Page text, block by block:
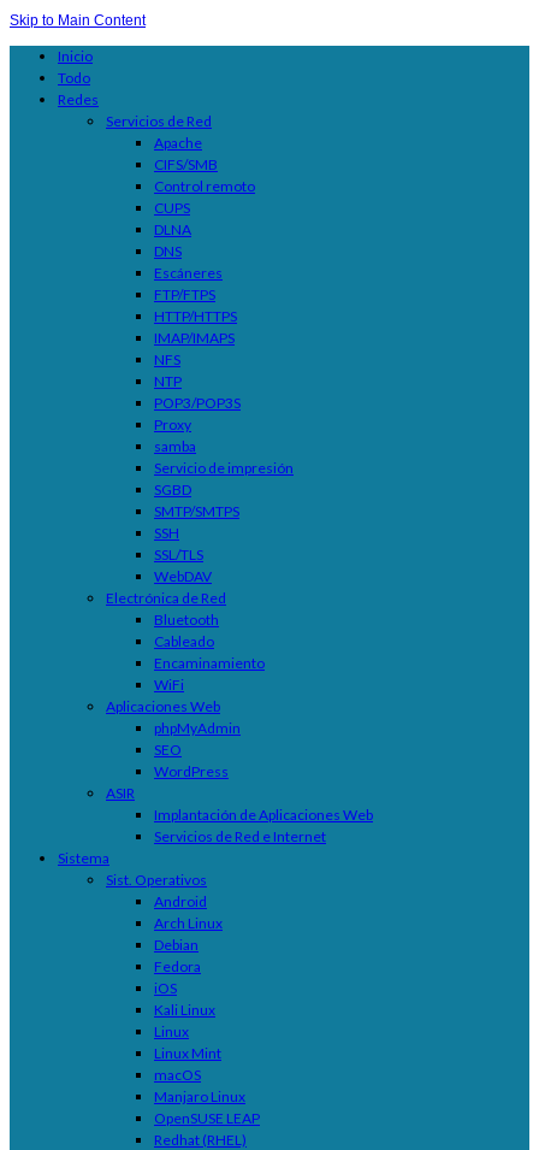
Skip to Main Content
Inicio
Todo
Redes
Servicios de Red
Apache
CIFS/SMB
Control remoto
CUPS
DLNA
DNS
Escáneres
FTP/FTPS
HTTP/HTTPS
IMAP/IMAPS
NFS
NTP
POP3/POP3S
Proxy
samba
Servicio de impresión
SGBD
SMTP/SMTPS
SSH
SSL/TLS
WebDAV
Electrónica de Red
Bluetooth
Cableado
Encaminamiento
WiFi
Aplicaciones Web
phpMyAdmin
SEO
WordPress
ASIR
Implantación de Aplicaciones Web
Servicios de Red e Internet
Sistema
Sist. Operativos
Android
Arch Linux
Debian
Fedora
iOS
Kali Linux
Linux
Linux Mint
macOS
Manjaro Linux
OpenSUSE LEAP
Redhat (RHEL)